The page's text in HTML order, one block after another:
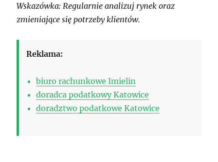
Wskazówka: Regularnie analizuj rynek oraz
zmieniające się potrzeby klientów.
Reklama:
biuro rachunkowe Imielin
doradca podatkowy Katowice
doradztwo podatkowe Katowice